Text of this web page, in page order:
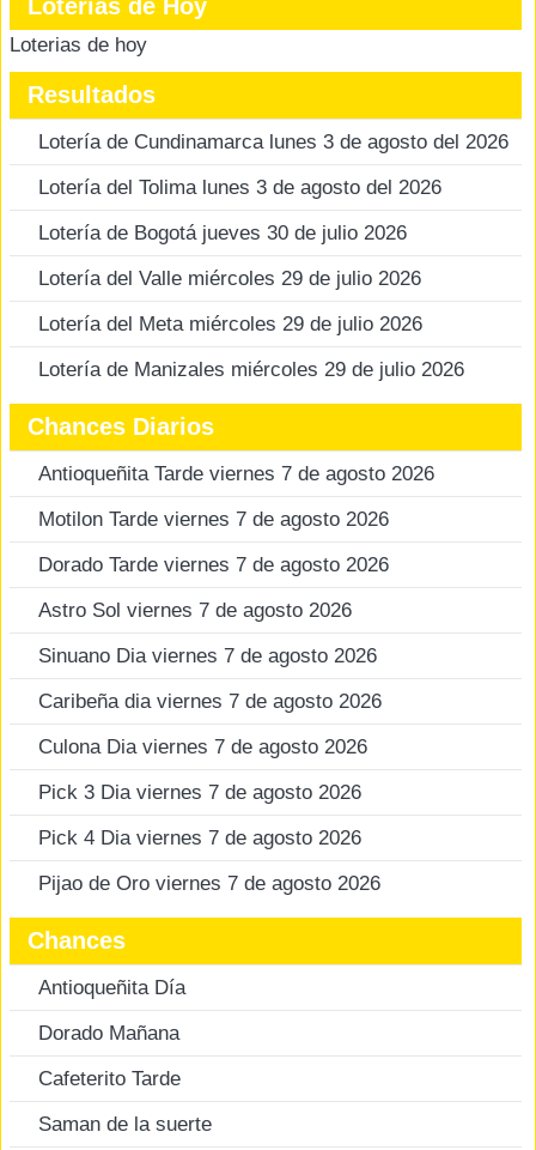
Loterias de Hoy
Loterias de hoy
Resultados
Lotería de Cundinamarca lunes 3 de agosto del 2026
Lotería del Tolima lunes 3 de agosto del 2026
Lotería de Bogotá jueves 30 de julio 2026
Lotería del Valle miércoles 29 de julio 2026
Lotería del Meta miércoles 29 de julio 2026
Lotería de Manizales miércoles 29 de julio 2026
Chances Diarios
Antioqueñita Tarde viernes 7 de agosto 2026
Motilon Tarde viernes 7 de agosto 2026
Dorado Tarde viernes 7 de agosto 2026
Astro Sol viernes 7 de agosto 2026
Sinuano Dia viernes 7 de agosto 2026
Caribeña dia viernes 7 de agosto 2026
Culona Dia viernes 7 de agosto 2026
Pick 3 Dia viernes 7 de agosto 2026
Pick 4 Dia viernes 7 de agosto 2026
Pijao de Oro viernes 7 de agosto 2026
Chances
Antioqueñita Día
Dorado Mañana
Cafeterito Tarde
Saman de la suerte